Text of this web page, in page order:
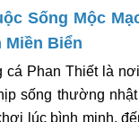
Sống Mộc
Miền Biển
cá Phan Thiết là
sống thường
lúc bình minh,